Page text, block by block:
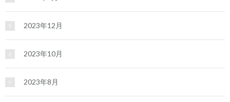
2023年12月
2023年10月
2023年8月